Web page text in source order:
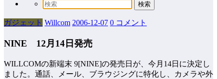
ガジェット Willcom 2006-12-07 0 コメント
NINE 12月14日発売
WILLCOMの新端末 9[NINE]の発売日が、今月14日に決定し
ました。通話、メール、ブラウジングに特化し、カメラや外